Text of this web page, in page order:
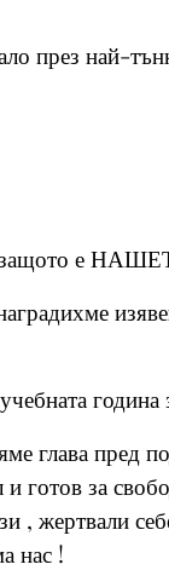
през най-
защото е
глава пред
и готов за
, жертвали
нас !